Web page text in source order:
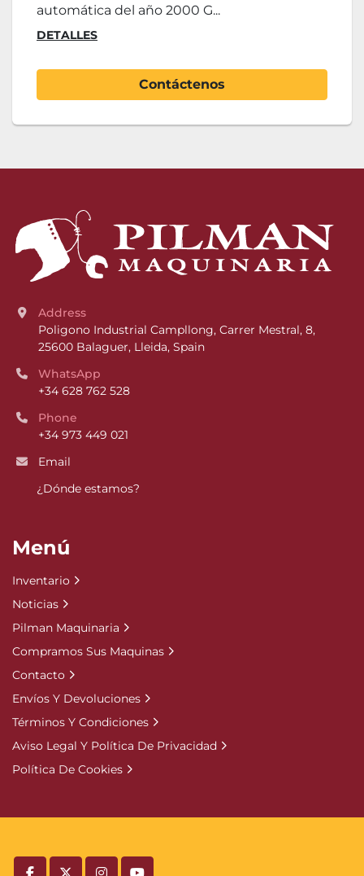
automática del año 2000 G...
DETALLES
Contáctenos
Address
Poligono Industrial Campllong, Carrer Mestral, 8,
25600 Balaguer, Lleida, Spain
WhatsApp
+34 628 762 528
Phone
+34 973 449 021
Email
¿Dónde estamos?
Menú
Inventario
Noticias
Pilman Maquinaria
Compramos Sus Maquinas
Contacto
Envíos Y Devoluciones
Términos Y Condiciones
Aviso Legal Y Política De Privacidad
Política De Cookies